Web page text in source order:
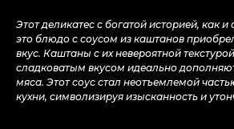
Этот деликатес с богатой историей, как
это блюдо с соусом из каштанов
вкус. Каштаны с их невероятной
сладковатым вкусом идеально
мяса. Этот соус стал неотъемлемой
кухни, символизируя изысканность и